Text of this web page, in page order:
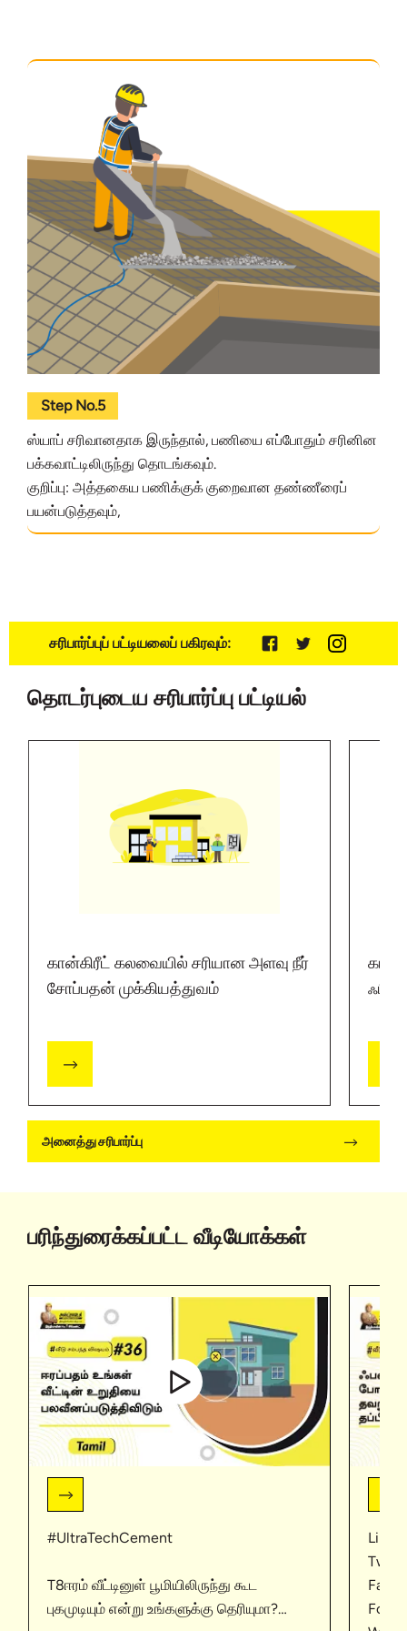
Step No.5
ஸ்யாப் சரிவானதாக இருந்தால், பணியை எப்போதும் சரினின
பக்கவாட்டிலிருந்து தொடங்கவும்.
குறிப்பு: அத்தகைய பணிக்குக் குறைவான தண்ணீரைப்
பயன்படுத்தவும்,
சரிபார்ப்புப் பட்டியலைப் பகிரவும்:
தொடர்புடைய சரிபார்ப்பு பட்டியல்
கான்கிரீட் கலவையில் சரியான அளவு நீர்
சோப்பதன் முக்கியத்துவம்
அனைத்து சரிபார்ப்பு
பரிந்துரைக்கப்பட்ட வீடியோக்கள்
T8ஈரம் வீட்டினுள் பூமியிலிருந்து கூட
புகமுடியும் என்று உங்களுக்கு தெரியுமா?
#UltraTechCement